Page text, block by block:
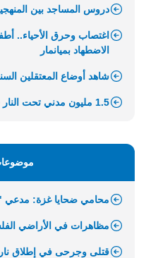
دروس المساجد بين
اغتصاب وحرق الأحياء..
الاضطهاد بميانمار
شاهد أوضاع المعتقلين
1.5 مليون مدني تحت النار في الموصل.. وقلق أممي!
محامي ضحايا غزة: مدعي
مظاهرات في الأراضي
قتلى وجرحى في إطلاق نار